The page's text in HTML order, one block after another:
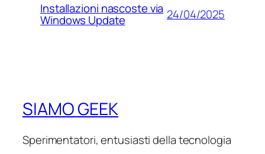
Installazioni nascoste via
Windows Update 24/04/2025
SIAMO GEEK
Sperimentatori, entusiasti della tecnologia